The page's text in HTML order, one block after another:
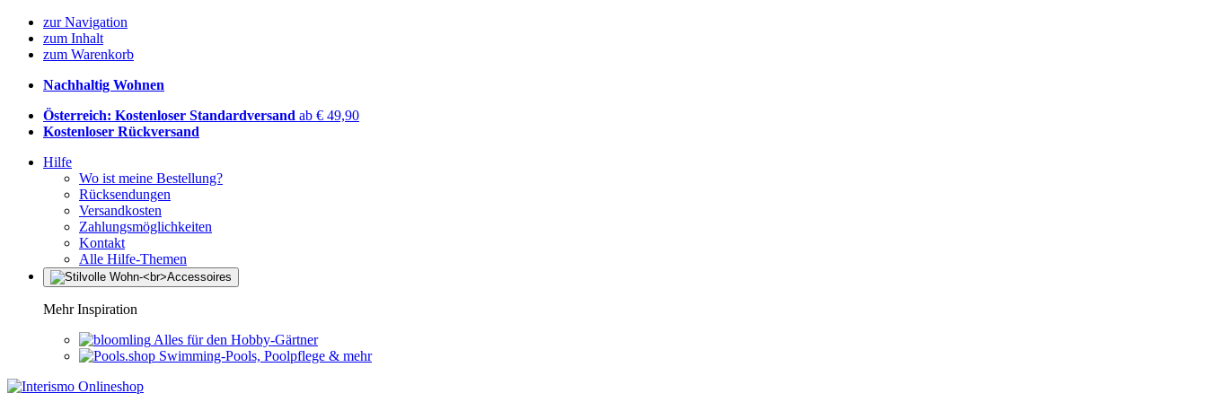
zur Navigation
zum Inhalt
zum Warenkorb
Nachhaltig Wohnen
Österreich: Kostenloser Standardversand ab € 49,90
Kostenloser Rückversand
Hilfe
Wo ist meine Bestellung?
Rücksendungen
Versandkosten
Zahlungsmöglichkeiten
Kontakt
Alle Hilfe-Themen
Mehr Inspiration
Alles für den Hobby-Gärtner
Swimming-Pools, Poolpflege & mehr